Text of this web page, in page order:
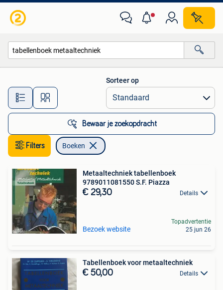
Alle afstanden…
Sorteer op
Bewaar je zoekopdracht
Filters Boeken
Metaaltechniek tabellenboek
9789011081550 S.F. Piazza
€ 29,30 Details
Bezoek website
Topadvertentie
25 jun 26
Tabellenboek voor metaaltechniek
€ 50,00 Details